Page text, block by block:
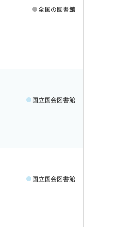
全国の図書館
国立国会図書館
国立国会図書館